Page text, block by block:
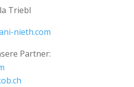
Triebl
nieth.com
Partner: